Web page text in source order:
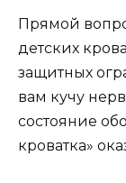
Прямой
детских
защитных
вам кучу
состояние
кроватка»